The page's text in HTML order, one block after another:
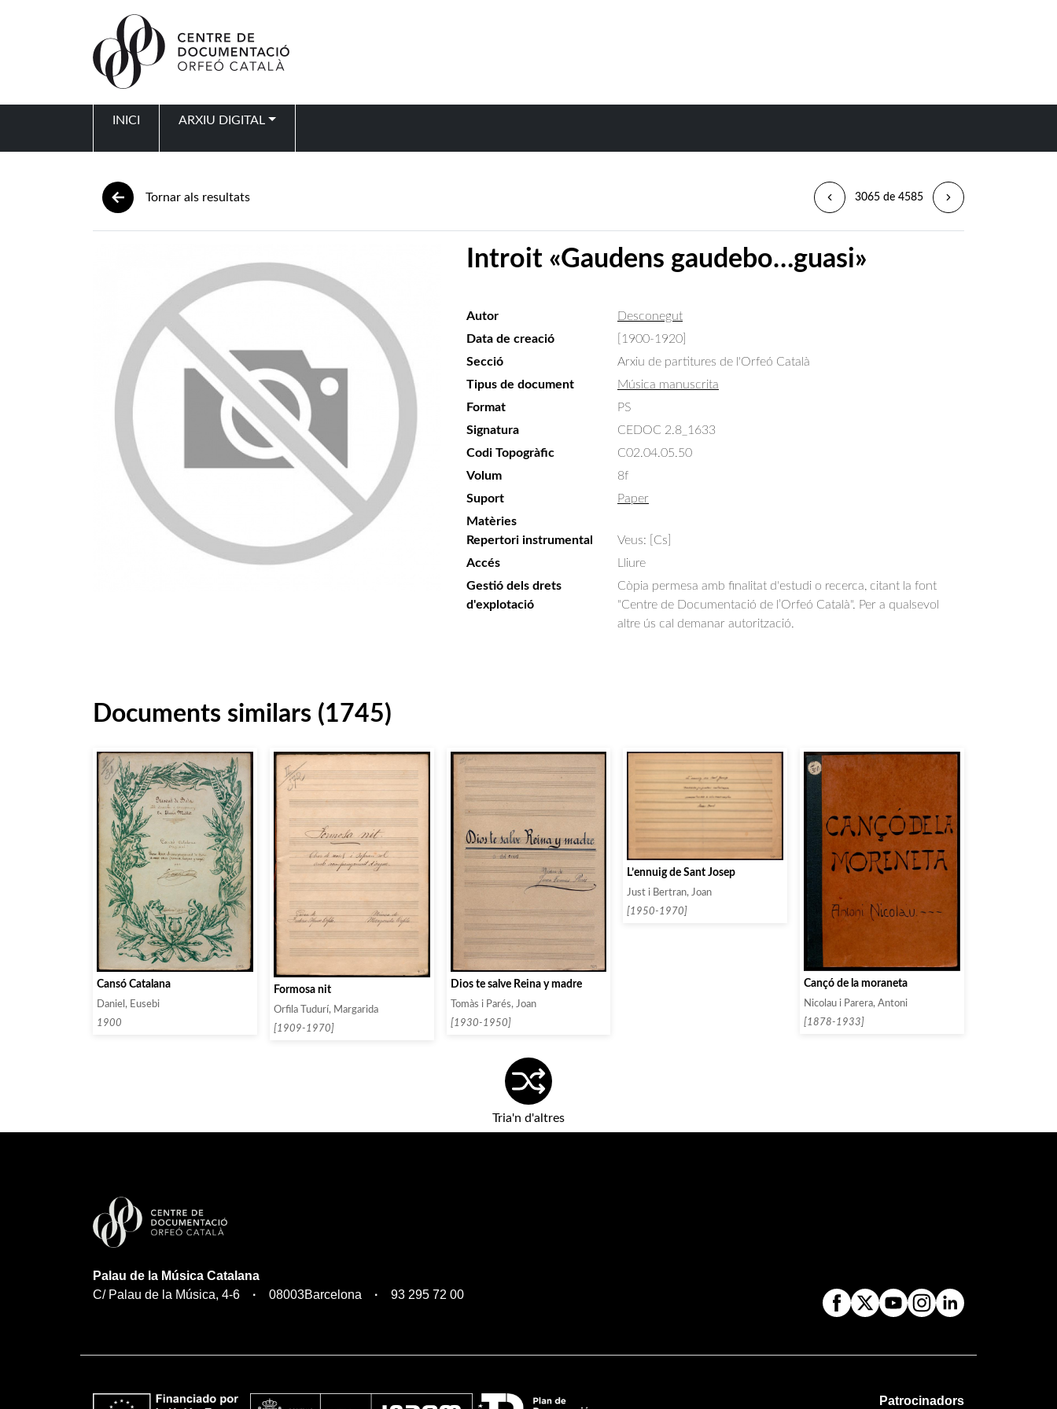
INICI ARXIU DIGITAL
Tornar als resultats 3065 de 4585
Introit «Gaudens gaudebo…guasi»
Autor
Desconegut
Data de creació
[1900-1920]
Secció
Arxiu de partitures de l'Orfeó Català
Tipus de document
Música manuscrita
Format
PS
Signatura
CEDOC 2.8_1633
Codi Topogràfic
C02.04.05.50
Volum
8f
Suport
Paper
Matèries
Repertori instrumental
Veus: [Cs]
Accés
Lliure
Gestió dels drets
d'explotació
Còpia permesa amb finalitat d'estudi o recerca, citant la font
"Centre de Documentació de l’Orfeó Català". Per a qualsevol
altre ús cal demanar autorització.
Documents similars (1745)
Cansó Catalana
Daniel, Eusebi
1900
Formosa nit
Orfila Tudurí, Margarida
[1909-1970]
Dios te salve Reina y madre
Tomàs i Parés, Joan
[1930-1950]
L’ennuig de Sant Josep
Just i Bertran, Joan
[1950-1970]
Cançó de la moraneta
Nicolau i Parera, Antoni
[1878-1933]
Tria'n d'altres
Palau de la Música Catalana
C/ Palau de la Música, 4-6
08003Barcelona 93 295 72 00
Patrocinadors